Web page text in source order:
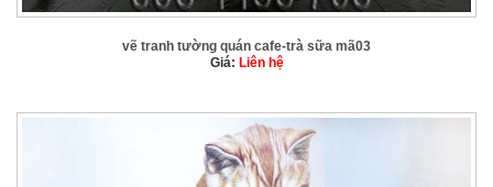
vẽ tranh tường quán cafe-trà sữa mã03
Giá: Liên hệ